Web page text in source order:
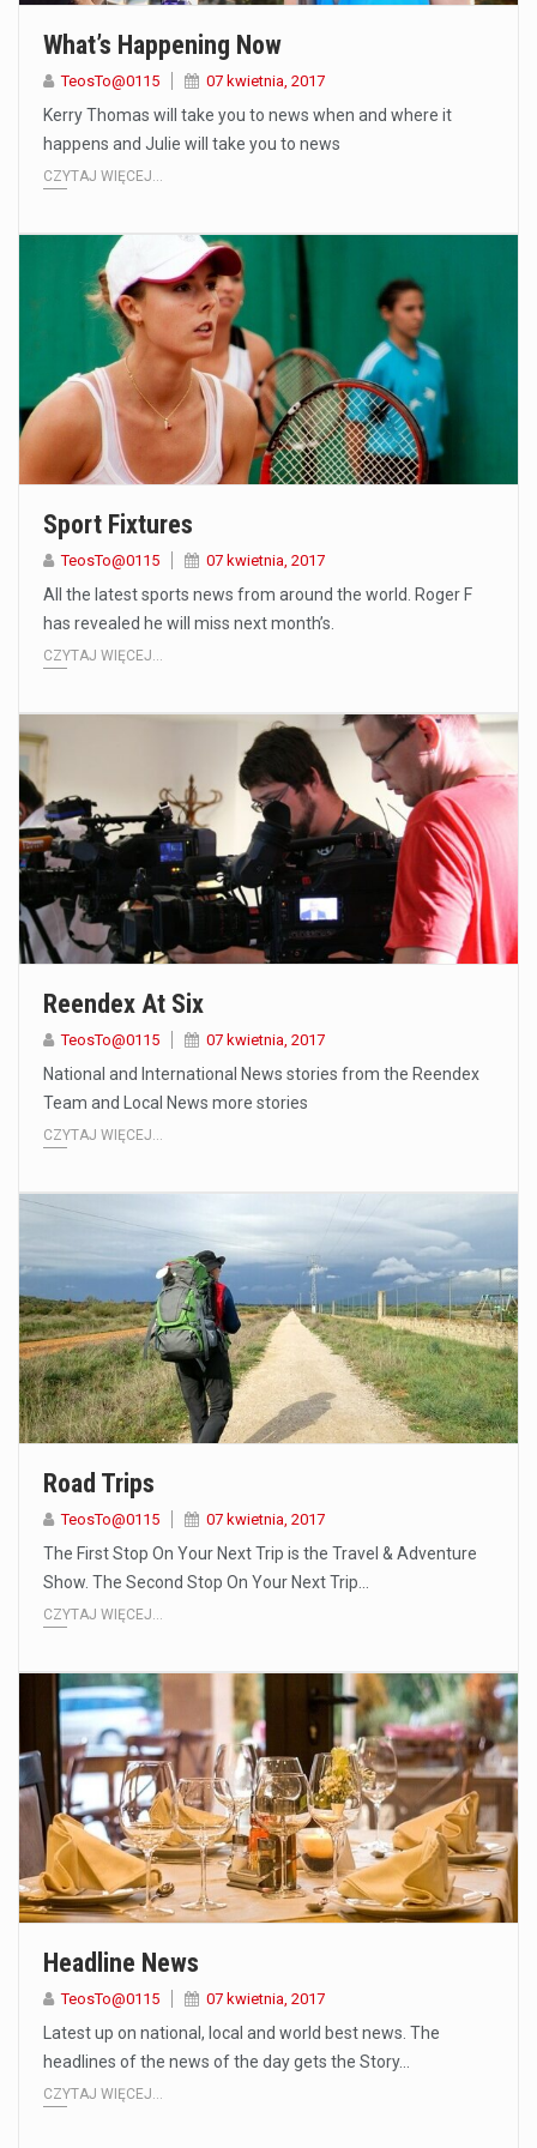
What’s Happening Now
TeosTo@0115 07 kwietnia, 2017
Kerry Thomas will take you to news when and where it
happens and Julie will take you to news
CZYTAJ WIĘCEJ...
Sport Fixtures
TeosTo@0115 07 kwietnia, 2017
All the latest sports news from around the world. Roger F
has revealed he will miss next month’s.
CZYTAJ WIĘCEJ...
Reendex At Six
TeosTo@0115 07 kwietnia, 2017
National and International News stories from the Reendex
Team and Local News more stories
CZYTAJ WIĘCEJ...
Road Trips
TeosTo@0115 07 kwietnia, 2017
The First Stop On Your Next Trip is the Travel & Adventure
Show. The Second Stop On Your Next Trip…
CZYTAJ WIĘCEJ...
Headline News
TeosTo@0115 07 kwietnia, 2017
Latest up on national, local and world best news. The
headlines of the news of the day gets the Story…
CZYTAJ WIĘCEJ...